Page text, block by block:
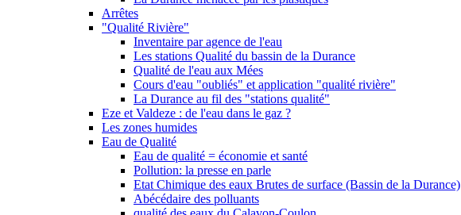
Arrêtes
"Qualité Rivière"
Inventaire par agence de l'eau
Les stations Qualité du bassin de la Durance
Qualité de l'eau aux Mées
Cours d'eau "oubliés" et application "qualité rivière"
La Durance au fil des "stations qualité"
Eze et Valdeze : de l'eau dans le gaz ?
Les zones humides
Eau de Qualité
Eau de qualité = économie et santé
Pollution: la presse en parle
Etat Chimique des eaux Brutes de surface (Bassin de la Durance)
Abécédaire des polluants